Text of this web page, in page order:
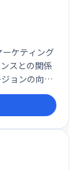
ケティング
スとの関係
ョンの向上
と柔軟な機
的に展開し